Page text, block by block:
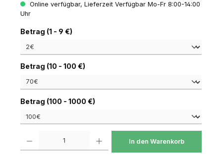
Online verfügbar, Lieferzeit Verfügbar Mo-Fr 8:00-14:00
Uhr
Betrag (1 - 9 €)auswählen
Betrag (10 - 100 €)auswählen
Betrag (100 - 1000 €)auswählen
In den Warenkorb